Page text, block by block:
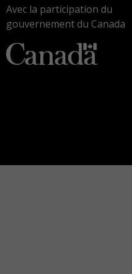
Avec la participation du
gouvernement du Canada